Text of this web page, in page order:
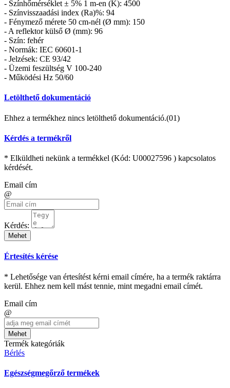
- Színhőmérséklet ± 5% 1 m-en (K): 4500
- Színvisszaadási index (Ra)%: 94
- Fénymező mérete 50 cm-nél (Ø mm): 150
- A reflektor külső Ø (mm): 96
- Szín: fehér
- Normák: IEC 60601-1
- Jelzések: CE 93/42
- Üzemi feszültség V 100-240
- Működési Hz 50/60
Letölthető dokumentáció
Ehhez a termékhez nincs letölthető dokumentáció.(01)
Kérdés a termékről
* Elküldheti nekünk a termékkel (Kód: U00027596 ) kapcsolatos
kérdését.
Email cím
@
Kérdés:
Mehet
Értesítés kérése
* Lehetősége van értesítést kérni email címére, ha a termék raktárra
kerül. Ehhez nem kell mást tennie, mint megadni email címét.
Email cím
@
Mehet
Termék kategóriák
Bérlés
Egészségmegőrző termékek